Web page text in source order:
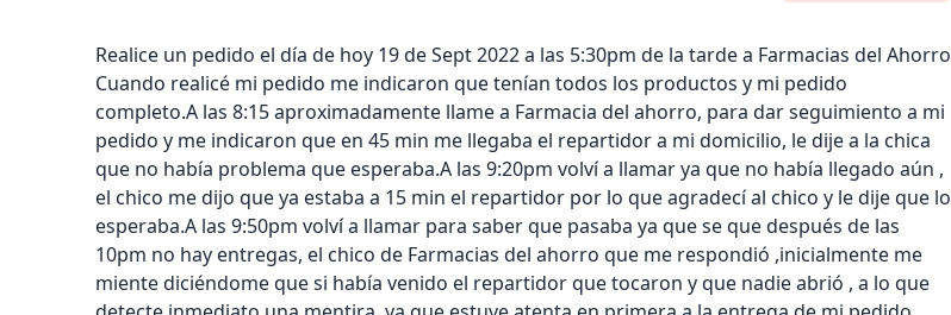
Realice un pedido el día de hoy 19 de Sept 2022 a las 5:30pm de la tarde a Farmacias del Ahorro
Cuando realicé mi pedido me indicaron que tenían todos los productos y mi pedido
completo.A las 8:15 aproximadamente llame a Farmacia del ahorro, para dar seguimiento a mi
pedido y me indicaron que en 45 min me llegaba el repartidor a mi domicilio, le dije a la chica
que no había problema que esperaba.A las 9:20pm volví a llamar ya que no había llegado aún ,
el chico me dijo que ya estaba a 15 min el repartidor por lo que agradecí al chico y le dije que lo
esperaba.A las 9:50pm volví a llamar para saber que pasaba ya que se que después de las
10pm no hay entregas, el chico de Farmacias del ahorro que me respondió ,inicialmente me
miente diciéndome que si había venido el repartidor que tocaron y que nadie abrió , a lo que